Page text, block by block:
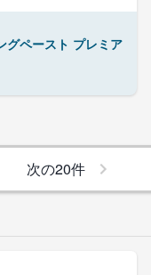
グペースト プレミア
次の20件